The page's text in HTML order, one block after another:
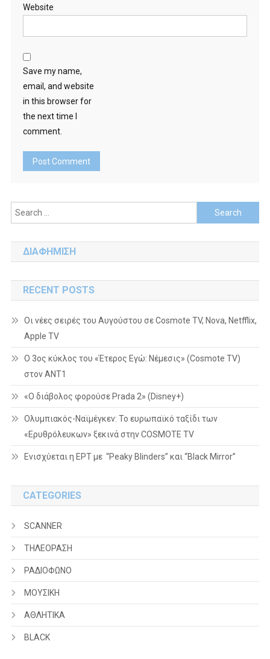
Website
Save my name,
email, and website
in this browser for
the next time I
comment.
Search
for:
ΔΙΑΦΗΜΙΣΗ
RECENT POSTS
Οι νέες σειρές του Αυγούστου σε Cosmote TV, Nova, Netfflix,
Apple TV
Ο 3ος κύκλος του «Έτερος Εγώ: Νέμεσις» (Cosmote TV)
στον ΑΝΤ1
«Ο διάβολος φορούσε Prada 2» (Disney+)
Ολυμπιακός-Ναϊμέγκεν: Το ευρωπαϊκό ταξίδι των
«Ερυθρόλευκων» ξεκινά στην COSMOTE TV
Ενισχύεται η ΕΡΤ με “Peaky Blinders” και “Black Mirror”
CATEGORIES
SCANNER
ΤΗΛΕΟΡΑΣΗ
ΡΑΔΙΟΦΩΝΟ
ΜΟΥΣΙΚΗ
ΑΘΛΗΤΙΚΑ
BLACK